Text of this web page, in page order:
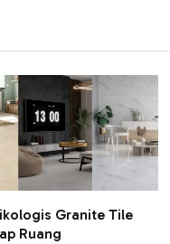
Granite Tile
Ruang